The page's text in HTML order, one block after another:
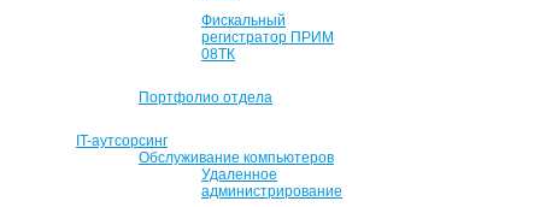
Фискальный
регистратор ПРИМ
08ТК
Портфолио отдела
IT-аутсорсинг
Обслуживание компьютеров
Удаленное
администрирование